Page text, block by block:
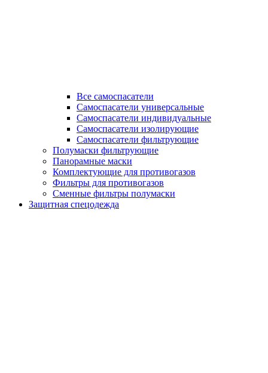
Все самоспасатели
Самоспасатели универсальные
Самоспасатели индивидуальные
Самоспасатели изолирующие
Самоспасатели фильтрующие
Полумаски фильтрующие
Панорамные маски
Комплектующие для противогазов
Фильтры для противогазов
Сменные фильтры полумаски
Защитная спецодежда